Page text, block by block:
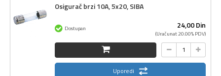
Osigurač brzi 10A, 5x20, SIBA
24,00Din
(Uračunat 20.00% PDV)
Dostupan
Uporedi